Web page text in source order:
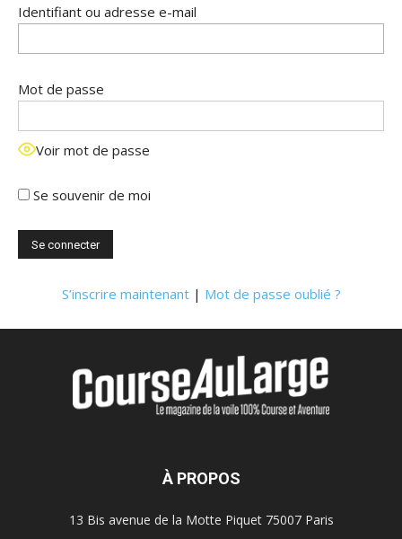
Identifiant ou adresse e-mail
Mot de passe
Voir mot de passe
Se souvenir de moi
S’inscrire maintenant| Mot de passe oublié ?
À PROPOS
13 Bis avenue de la Motte Piquet 75007 Paris